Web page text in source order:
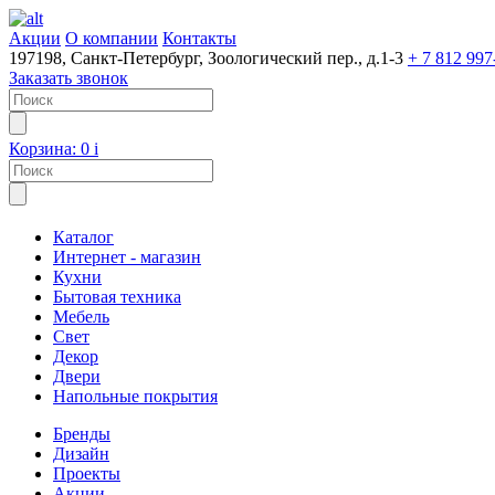
Акции О компании Контакты
197198, Санкт-Петербург, Зоологический пер., д.1-3 + 7 812
Заказать звонок
Корзина: 0 i
Каталог
Интернет - магазин
Кухни
Бытовая техника
Мебель
Свет
Декор
Двери
Напольные покрытия
Бренды
Дизайн
Проекты